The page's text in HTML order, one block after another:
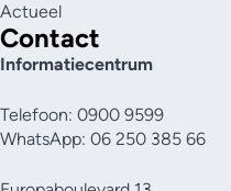
Actueel
Contact
Informatiecentrum
Telefoon: 0900 9599
WhatsApp: 06 250 385 66